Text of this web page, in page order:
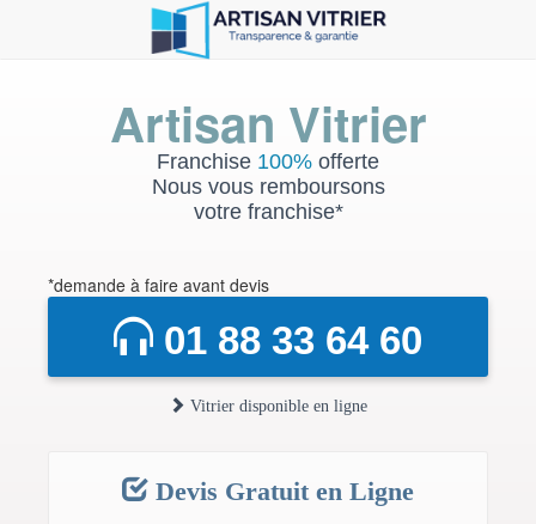
Artisan Vitrier
Franchise 100% offerte
Nous vous remboursons
votre franchise*
*demande à faire avant devis
01 88 33 64 60
Vitrier disponible en ligne
Devis Gratuit en Ligne